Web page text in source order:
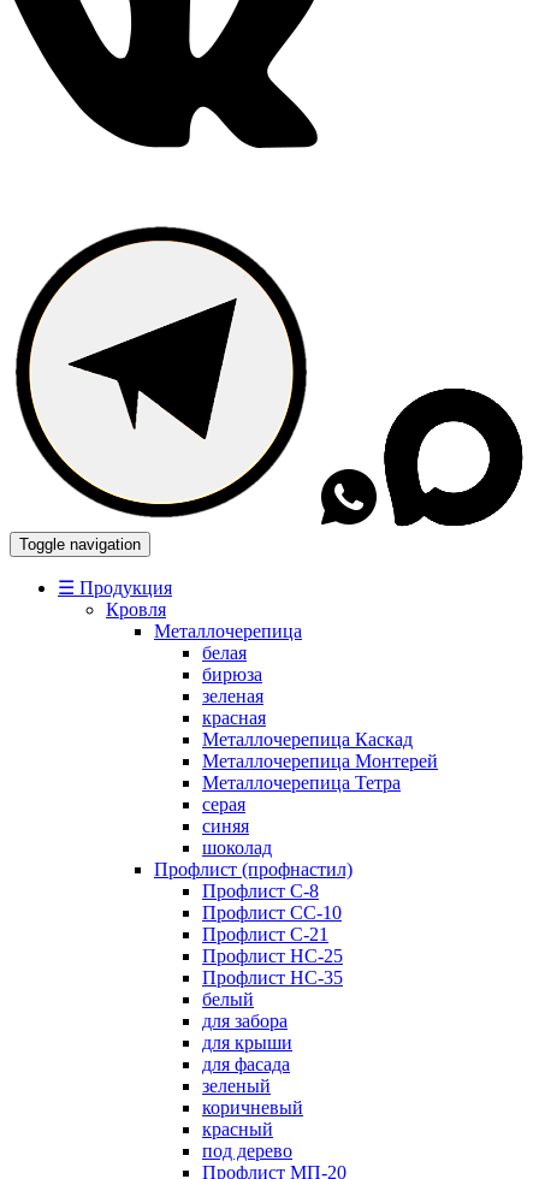
Toggle navigation
☰ Продукция
Кровля
Металлочерепица
белая
бирюза
зеленая
красная
Металлочерепица Каскад
Металлочерепица Монтерей
Металлочерепица Тетра
серая
синяя
шоколад
Профлист (профнастил)
Профлист С-8
Профлист СС-10
Профлист C-21
Профлист НС-25
Профлист НС-35
белый
для забора
для крыши
для фасада
зеленый
коричневый
красный
под дерево
Профлист МП-20